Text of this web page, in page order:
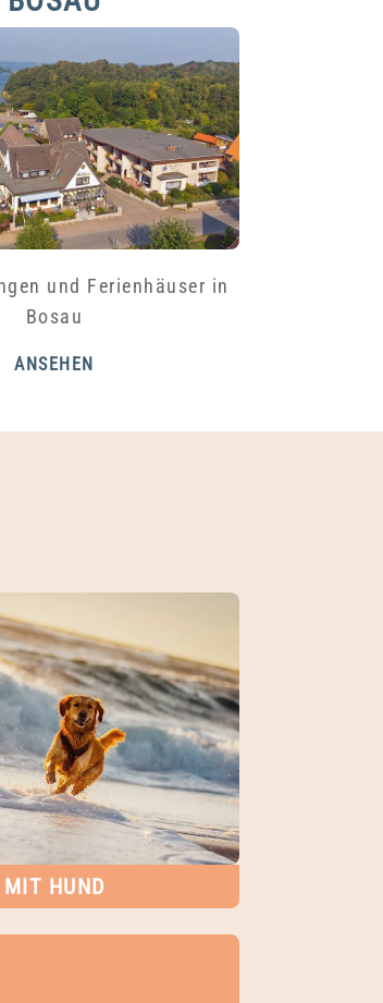
und Ferienhäuser in
Bosau
ANSEHEN
MIT HUND